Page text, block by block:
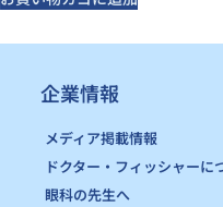
企業情報
メディア掲載情報
ドクター・フィッシャーに
眼科の先生へ